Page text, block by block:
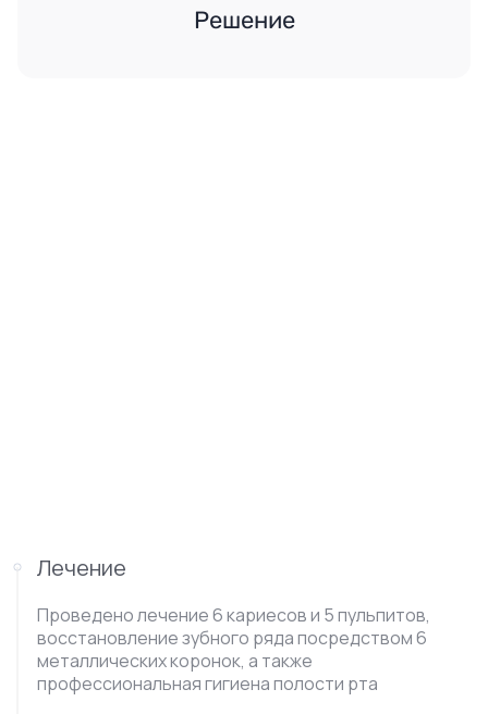
Решение
Лечение
Проведено лечение 6 кариесов и 5 пульпитов,
восстановление зубного ряда посредством 6
металлических коронок, а также
профессиональная гигиена полости рта